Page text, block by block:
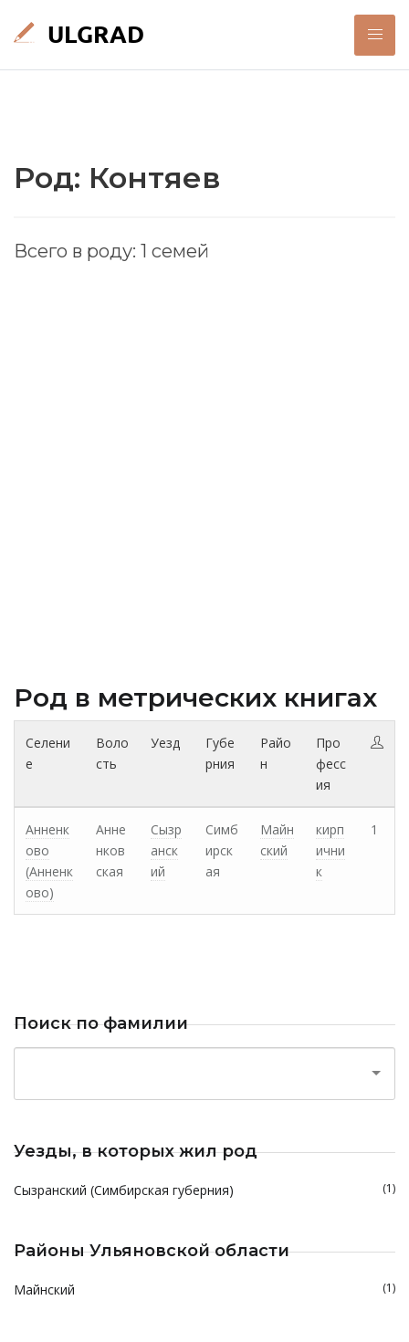
Род: Контяев
Всего в роду: 1 семей
Род в метрических книгах
Селени
е
Воло
сть
Уезд
Губе
рния
Райо
н
Про
фесс
ия
Анненк
ово
(Анненк
ово)
Анне
нков
ская
Сызр
анск
ий
Симб
ирск
ая
Майн
ский
кирп
ични
к
1
Поиск по фамилии
Уезды, в которых жил род
Сызранский (Симбирская губерния) (1)
Районы Ульяновской области
Майнский (1)